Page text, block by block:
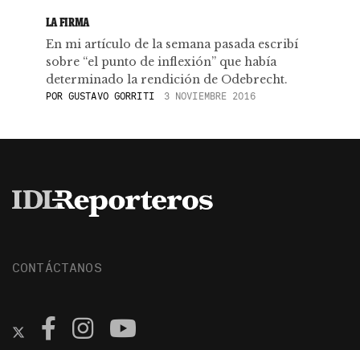
LA FIRMA
En mi artículo de la semana pasada escribí
sobre “el punto de inflexión” que había
determinado la rendición de Odebrecht.
POR GUSTAVO GORRITI 3 NOVIEMBRE 2016
CONTÁCTANOS